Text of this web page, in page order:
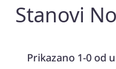
Stanovi
Prikazano 1-0 od